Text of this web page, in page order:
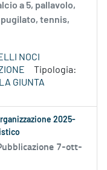
a 5, pallavolo,
tennis,
NOCI
Tipologia:
GIUNTA
2025-
7-ott-